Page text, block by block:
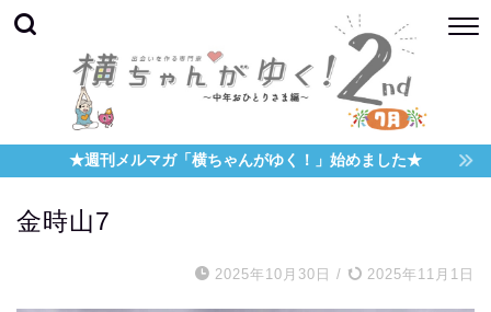
★週刊メルマガ「横ちゃんがゆく！」始めました★
金時山7
2025年10月30日 / 2025年11月1日